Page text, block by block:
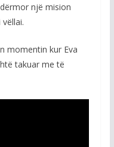
një mision
momentin kur Eva
takuar me të